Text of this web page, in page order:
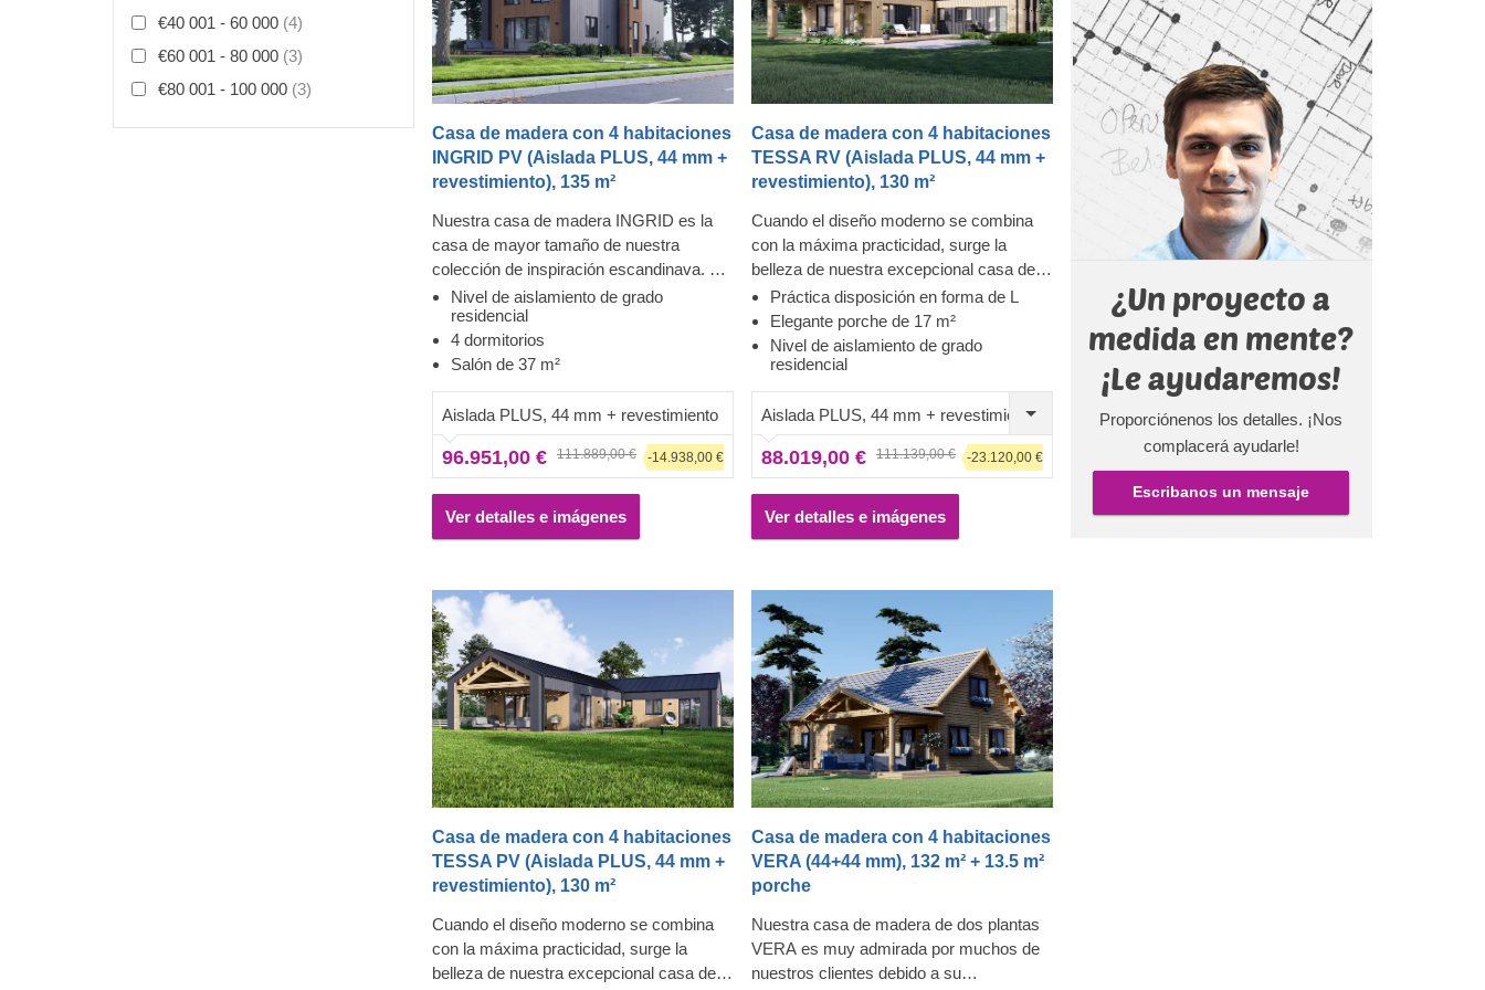
€40 001 - 60 000 (4)
€60 001 - 80 000 (3)
€80 001 - 100 000 (3)
Casa de madera con 4 habitaciones
INGRID PV (Aislada PLUS, 44 mm +
revestimiento), 135 m²
Nuestra casa de madera INGRID es la
casa de mayor tamaño de nuestra
colección de inspiración escandinava. La
estética de la madera natural combinada
con la visión del diseño contemporáneo y
la estructura simplista crean una
sensación de perfección difícil de olvidar.
Los modernos elementos decorativos de
madera llevan el magnífico diseño a
nuevos niveles y resultan especialmente
llamativos cuando se tiñen de un color de
Exterior de Cedral Click y
Thermowood
Esta casa prefabricada de madera cuenta
con revestimiento exterior Cedral Click de
fibrocemento: un compuesto de cemento,
fibras de celulosa y materiales minerales.
Este tipo de revestimiento destaca por su
resistencia tanto a la humedad como al
fuego y un exquisito atractivo estético.
facile da mantenere che si distingue per il
suo gradevole profumo e la caratteristica
tonalità color caramello.
Nivel de aislamiento de grado
residencial
4 dormitorios
Salón de 37 m²
Aislada PLUS, 44 mm + revestimiento
96.951,00 € 111.889,00 € -14.938,00 €
Ver detalles e imágenes
Casa de madera con 4 habitaciones
TESSA RV (Aislada PLUS, 44 mm +
revestimiento), 130 m²
Cuando el diseño moderno se combina
con la máxima practicidad, surge la
belleza de nuestra excepcional casa de
madera TESSA. Con su cómoda y
estética distribución en forma de L,
numerosas habitaciones multifuncionales,
un amplio porche y dos baños, esta casa
es una verdadera joya para quien está
buscando un hogar con estilo o un
espacio de vacaciones para la familia.
Estamos encantados de presentarle este
su experiencia residencial o de descanso
en algo completamente nuevo.
Práctica disposición en forma de L
Elegante porche de 17 m²
Nivel de aislamiento de grado
residencial
Aislada PLUS, 44 mm + revestimiento
88.019,00 € 111.139,00 € -23.120,00 €
Ver detalles e imágenes
¿Un proyecto a
medida en mente?
¡Le ayudaremos!
Proporciónenos los detalles. ¡Nos
complacerá ayudarle!
Escribanos un mensaje
Casa de madera con 4 habitaciones
TESSA PV (Aislada PLUS, 44 mm +
revestimiento), 130 m²
Cuando el diseño moderno se combina
con la máxima practicidad, surge la
belleza de nuestra excepcional casa de
Casa de madera con 4 habitaciones
VERA (44+44 mm), 132 m² + 13.5 m²
porche
Nuestra casa de madera de dos plantas
VERA es muy admirada por muchos de
nuestros clientes debido a su